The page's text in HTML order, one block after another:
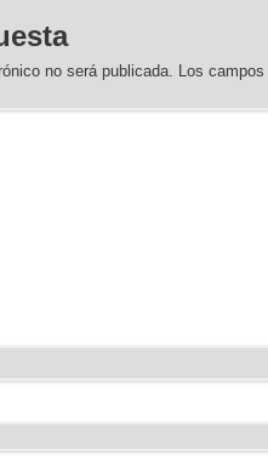
no será publicada. Los